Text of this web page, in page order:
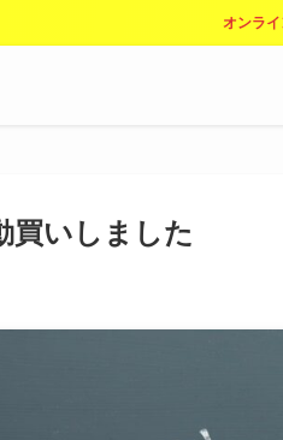
オンラ
買いしました